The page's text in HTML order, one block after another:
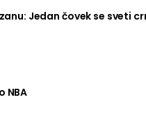
Jedan čovek se sveti
NBA